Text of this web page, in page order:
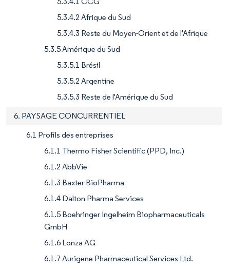
5.3.4.2 Afrique du Sud
5.3.4.3 Reste du Moyen-Orient et de l'Afrique
5.3.5 Amérique du Sud
5.3.5.1 Brésil
5.3.5.2 Argentine
5.3.5.3 Reste de l'Amérique du Sud
6. PAYSAGE CONCURRENTIEL
6.1 Profils des entreprises
6.1.1 Thermo Fisher Scientific (PPD, Inc.)
6.1.2 AbbVie
6.1.3 Baxter BioPharma
6.1.4 Dalton Pharma Services
6.1.5 Boehringer Ingelheim Biopharmaceuticals
GmbH
6.1.6 Lonza AG
6.1.7 Aurigene Pharmaceutical Services Ltd.